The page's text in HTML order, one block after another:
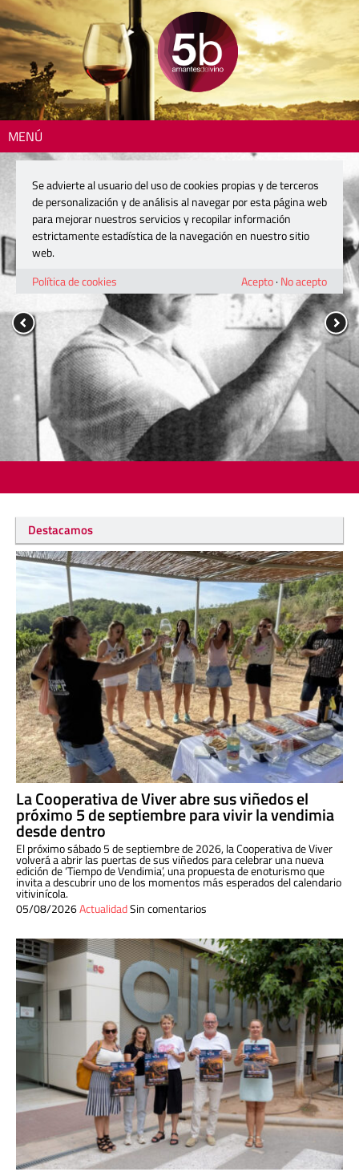
MENÚ
Destacamos
La Cooperativa de Viver abre sus viñedos el
próximo 5 de septiembre para vivir la vendimia
desde dentro
El próximo sábado 5 de septiembre de 2026, la Cooperativa de Viver
volverá a abrir las puertas de sus viñedos para celebrar una nueva
edición de ‘Tiempo de Vendimia’, una propuesta de enoturismo que
invita a descubrir uno de los momentos más esperados del calendario
vitivinícola.
05/08/2026ActualidadSin comentarios
Se advierte al usuario del uso de cookies propias y de terceros
de personalización y de análisis al navegar por esta página web
para mejorar nuestros servicios y recopilar información
estrictamente estadística de la navegación en nuestro sitio
web.
Política de cookies
Acepto· No acepto